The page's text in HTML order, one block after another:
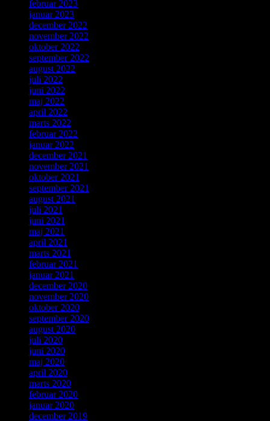
februar 2023
januar 2023
december 2022
november 2022
oktober 2022
september 2022
august 2022
juli 2022
juni 2022
maj 2022
april 2022
marts 2022
februar 2022
januar 2022
december 2021
november 2021
oktober 2021
september 2021
august 2021
juli 2021
juni 2021
maj 2021
april 2021
marts 2021
februar 2021
januar 2021
december 2020
november 2020
oktober 2020
september 2020
august 2020
juli 2020
juni 2020
maj 2020
april 2020
marts 2020
februar 2020
januar 2020
december 2019